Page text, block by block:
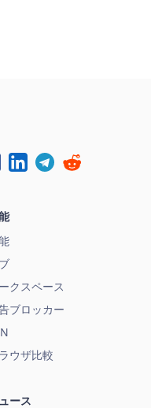
クスペース
ブロッカー
ウザ比較
ース